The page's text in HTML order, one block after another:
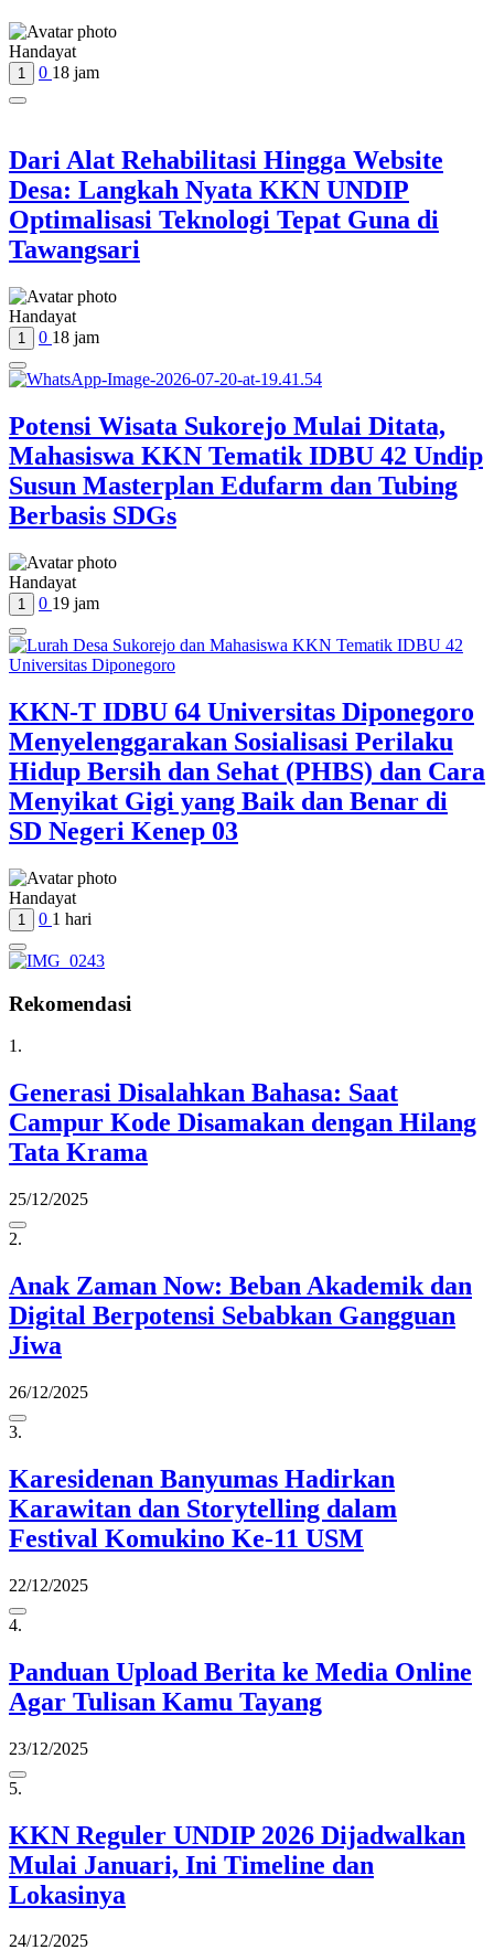
Handayat
1 0 18 jam
Dari Alat Rehabilitasi Hingga Website
Desa: Langkah Nyata KKN UNDIP
Optimalisasi Teknologi Tepat Guna di
Tawangsari
Handayat
1 0 18 jam
Potensi Wisata Sukorejo Mulai Ditata,
Mahasiswa KKN Tematik IDBU 42 Undip
Susun Masterplan Edufarm dan Tubing
Berbasis SDGs
Handayat
1 0 19 jam
KKN-T IDBU 64 Universitas Diponegoro
Menyelenggarakan Sosialisasi Perilaku
Hidup Bersih dan Sehat (PHBS) dan Cara
Menyikat Gigi yang Baik dan Benar di
SD Negeri Kenep 03
Handayat
1 0 1 hari
Rekomendasi
1.
Generasi Disalahkan Bahasa: Saat
Campur Kode Disamakan dengan Hilang
Tata Krama
25/12/2025
2.
Anak Zaman Now: Beban Akademik dan
Digital Berpotensi Sebabkan Gangguan
Jiwa
26/12/2025
3.
Karesidenan Banyumas Hadirkan
Karawitan dan Storytelling dalam
Festival Komukino Ke-11 USM
22/12/2025
4.
Panduan Upload Berita ke Media Online
Agar Tulisan Kamu Tayang
23/12/2025
5.
KKN Reguler UNDIP 2026 Dijadwalkan
Mulai Januari, Ini Timeline dan
Lokasinya
24/12/2025